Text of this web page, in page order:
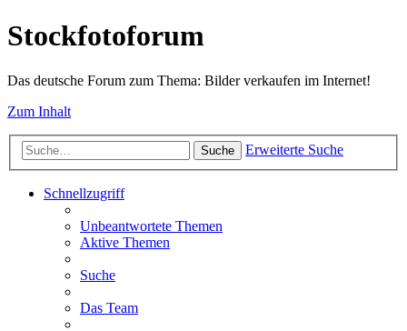
Stockfotoforum
Das deutsche Forum zum Thema: Bilder verkaufen im Internet!
Zum Inhalt
Suche Erweiterte Suche
Schnellzugriff
Unbeantwortete Themen
Aktive Themen
Suche
Das Team